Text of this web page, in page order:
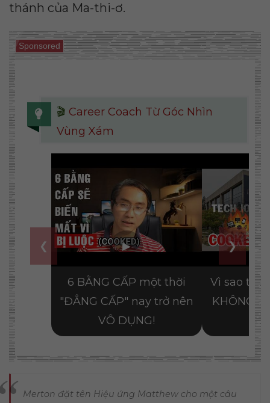
thánh của Ma-thi-ơ.
Sponsored
Merton đặt tên Hiệu ứng Matthew cho một câu